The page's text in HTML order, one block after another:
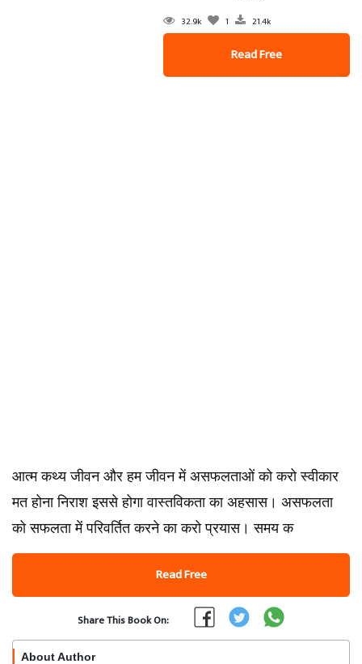
32.9k 1 21.4k
Read Free
आत्म कथ्य जीवन और हम जीवन में असफलताओं को करो स्वीकार
मत होना निराश इससे होगा वास्तविकता का अहसास। असफलता
को सफलता में परिवर्तित करने का करो प्रयास। समय क
Read Free
Share This Book On:
About Author